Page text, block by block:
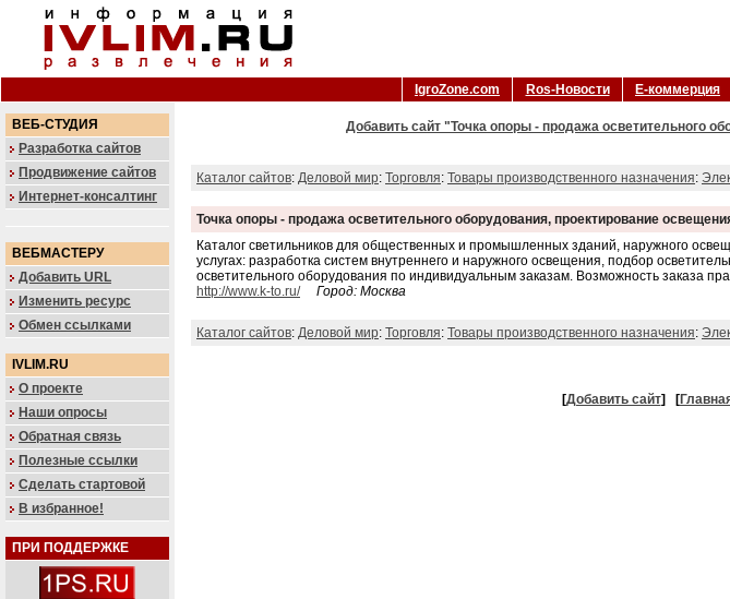
IgroZone.com Ros-Новости Е-коммерция
ВЕБ-СТУДИЯ
Разработка сайтов
Продвижение сайтов
Интернет-консалтинг
ВЕБМАСТЕРУ
Добавить URL
Изменить ресурс
Обмен ссылками
IVLIM.RU
О проекте
Наши опросы
Обратная связь
Полезные ссылки
Сделать стартовой
В избранное!
ПРИ ПОДДЕРЖКЕ
Добавить сайт "Точка опоры - продажа осветительного
Каталог сайтов: Деловой мир: Торговля: Товары производственного назначения:
Точка опоры - продажа осветительного оборудования, проектирование
Каталог светильников для общественных и промышленных зданий, наружного
услугах: разработка систем внутреннего и наружного освещения, подбор
осветительного оборудования по индивидуальным заказам. Возможность заказа
http://www.k-to.ru/
Город: Москва
Каталог сайтов: Деловой мир: Торговля: Товары производственного назначения:
[Добавить сайт] [